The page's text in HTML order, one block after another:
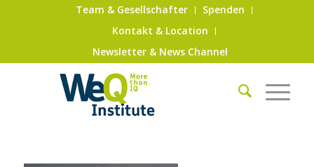
Team & Gesellschafter
Spenden
Kontakt & Location
Newsletter & News Channel